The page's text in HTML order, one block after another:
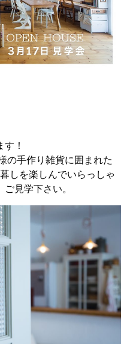
！
の手作り雑貨に囲まれた
しを楽しんでいらっしゃ
見学下さい。